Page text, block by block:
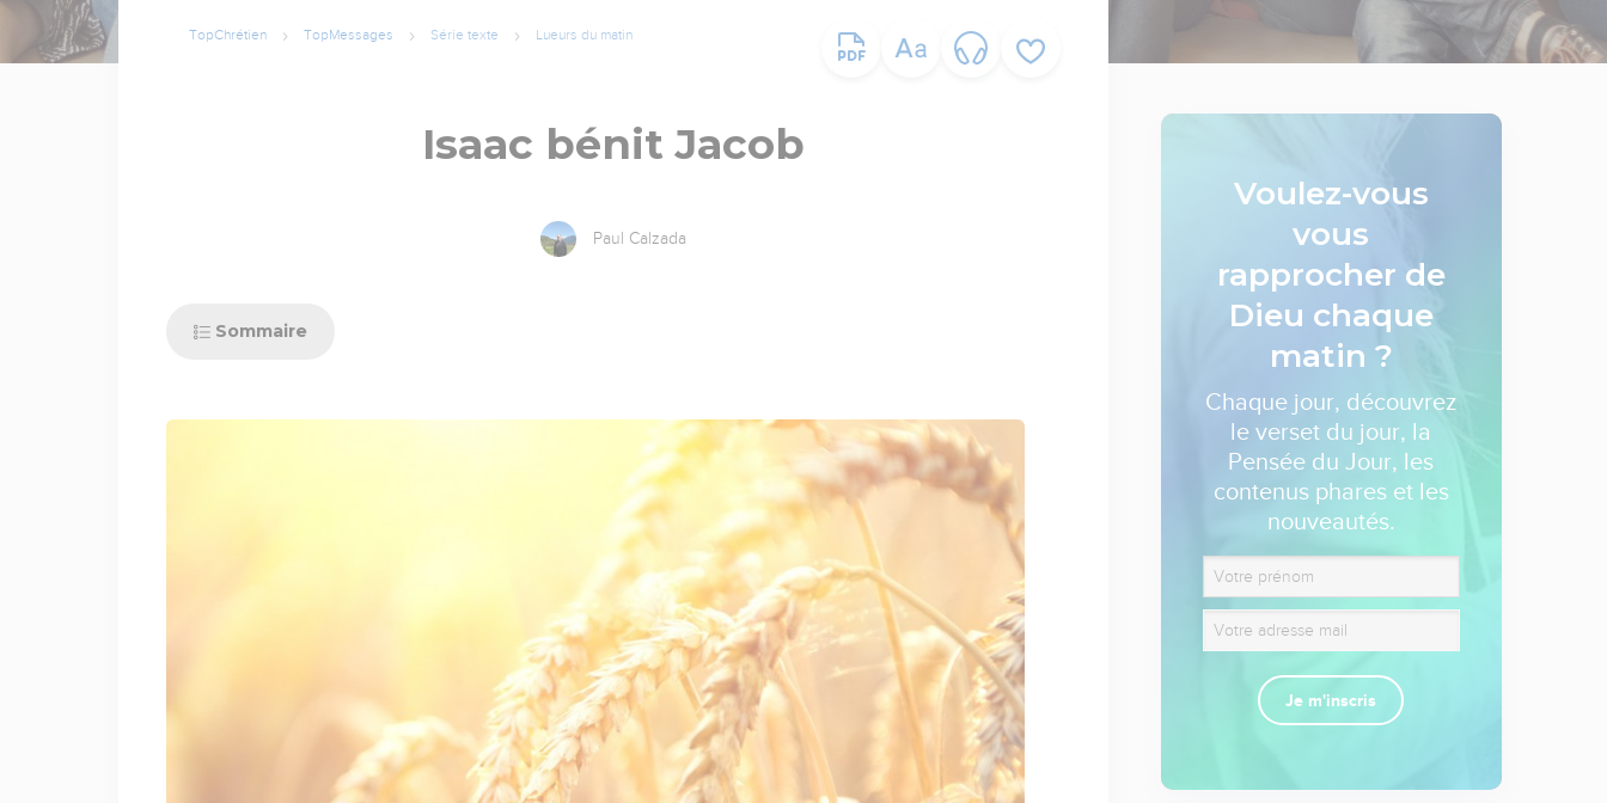
TopChrétien TopMessages Série texte Lueurs du matin
Isaac bénit Jacob
Paul Calzada
Sommaire
Voulez-vous
vous
rapprocher de
Dieu chaque
matin ?
Chaque jour, découvrez
le verset du jour, la
Pensée du Jour, les
contenus phares et les
nouveautés.
Je m'inscris